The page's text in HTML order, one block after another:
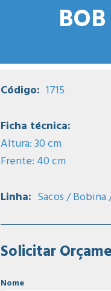
Código: 1715
Ficha técnica:
Altura: 30 cm
Frente: 40 cm
Linha: Sacos / Bobina
Solicitar
Nome